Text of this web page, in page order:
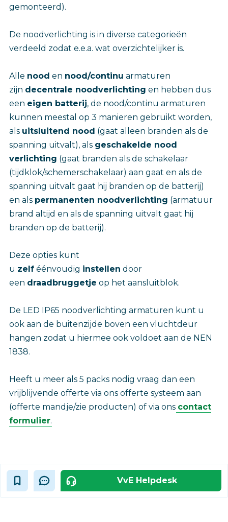
gemonteerd).
De noodverlichting is in diverse categorieën
verdeeld zodat e.e.a. wat overzichtelijker is.
Alle nood en nood/continu armaturen
zijn decentrale noodverlichting en hebben dus
een eigen batterij, de nood/continu armaturen
kunnen meestal op 3 manieren gebruikt worden,
als uitsluitend nood (gaat alleen branden als de
spanning uitvalt), als geschakelde nood
verlichting (gaat branden als de schakelaar
(tijdklok/schemerschakelaar) aan gaat en als de
spanning uitvalt gaat hij branden op de batterij)
en als permanenten noodverlichting (armatuur
brand altijd en als de spanning uitvalt gaat hij
branden op de batterij).
Deze opties kunt
u zelf éénvoudig instellen door
een draadbruggetje op het aansluitblok.
De LED IP65 noodverlichting armaturen kunt u
ook aan de buitenzijde boven een vluchtdeur
hangen zodat u hiermee ook voldoet aan de NEN
1838.
Heeft u meer als 5 packs nodig vraag dan een
vrijblijvende offerte via ons offerte systeem aan
(offerte mandje/zie producten) of via ons contact
formulier.
VvE Helpdesk